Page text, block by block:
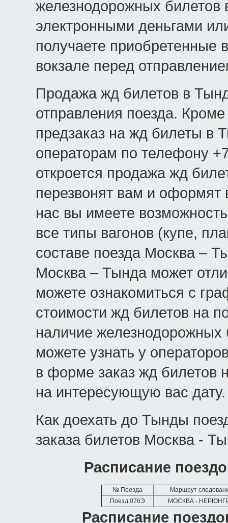
железнодорожных билетов
электронными деньгами
получаете
вокзале перед
Продажа жд билетов в
отправления поезда.
предзаказ на жд билеты в
операторам по телефону
откроется продажа жд
перезвонят вам и
нас вы имеете
все типы вагонов (купе,
составе поезда Москва –
Москва – Тында может
можете ознакомиться с
стоимости жд билетов на
наличие
можете узнать у
в форме заказ жд билетов
на интересующую вас дату.
Как доехать до Тынды
заказа билетов Москва -
Расписание
№ Поезда
Маршрут
Поезд 076Э
МОСКВА -
Расписание